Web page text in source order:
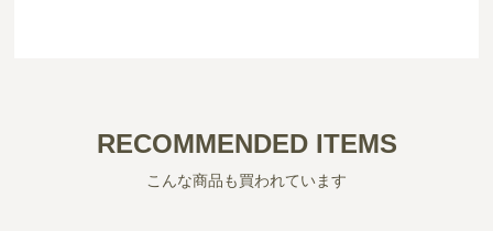
RECOMMENDED ITEMS
こんな商品も買われています